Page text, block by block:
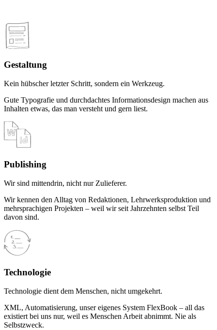
Gestaltung
Kein hübscher letzter Schritt, sondern ein Werkzeug.
Gute Typografie und durchdachtes Informationsdesign machen aus
Inhalten etwas, das man versteht und gern liest.
Publishing
Wir sind mittendrin, nicht nur Zulieferer.
Wir kennen den Alltag von Redaktionen, Lehrwerksproduktion und
mehrsprachigen Projekten – weil wir seit Jahrzehnten selbst Teil
davon sind.
Technologie
Technologie dient dem Menschen, nicht umgekehrt.
XML, Automatisierung, unser eigenes System FlexBook – all das
existiert bei uns nur, weil es Menschen Arbeit abnimmt. Nie als
Selbstzweck.